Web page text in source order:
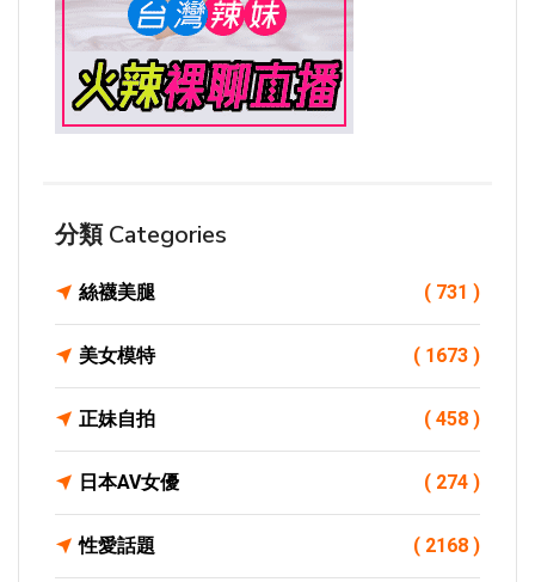
分類 Categories
絲襪美腿 ( 731 )
美女模特 ( 1673 )
正妹自拍 ( 458 )
日本AV女優 ( 274 )
性愛話題 ( 2168 )